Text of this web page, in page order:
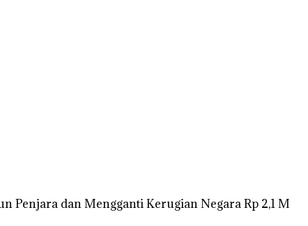
Penjara dan Mengganti Kerugian Negara Rp 2,1 M